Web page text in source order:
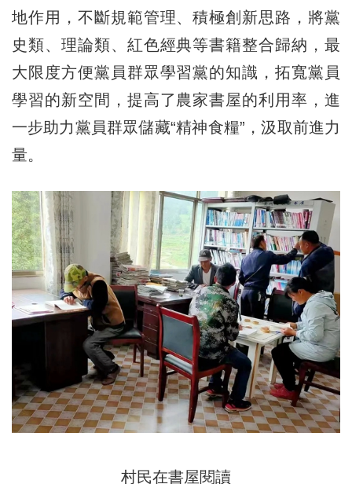
地作用，不斷規範管理、積極創新思路，將黨
史類、理論類、紅色經典等書籍整合歸納，最
大限度方便黨員群眾學習黨的知識，拓寬黨員
學習的新空間，提高了農家書屋的利用率，進
一步助力黨員群眾儲藏“精神食糧”，汲取前進力
量。
村民在書屋閱讀